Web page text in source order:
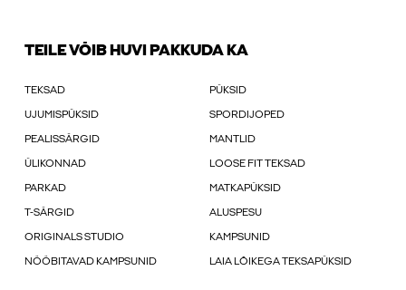
TEILE VÕIB HUVI PAKKUDA KA
TEKSAD PÜKSID
UJUMISPÜKSID SPORDIJOPED
PEALISSÄRGID MANTLID
ÜLIKONNAD LOOSE FIT TEKSAD
PARKAD MATKAPÜKSID
T-SÄRGID ALUSPESU
ORIGINALS STUDIO KAMPSUNID
NÖÖBITAVAD KAMPSUNID LAIA LÕIKEGA TEKSAPÜKSID